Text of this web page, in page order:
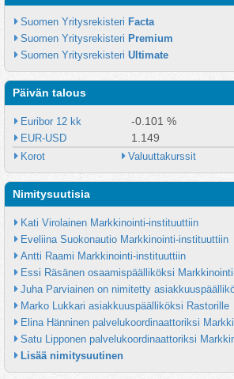
Suomen Yritysrekisteri Facta
Suomen Yritysrekisteri Premium
Suomen Yritysrekisteri Ultimate
Päivän talous
Euribor 12 kk -0.101 %
EUR-USD 1.149
Korot Valuuttakurssit
Nimitysuutisia
Kati Virolainen Markkinointi-instituuttiin
Eveliina Suokonautio Markkinointi-instituuttiin
Antti Raami Markkinointi-instituuttiin
Essi Räsänen osaamispäälliköksi
Juha Parviainen on nimitetty
Marko Lukkari asiakkuuspäälliköksi Rastorille
Elina Hänninen palvelukoordinaattoriksi
Satu Lipponen palvelukoordinaattoriksi
Lisää nimitysuutinen